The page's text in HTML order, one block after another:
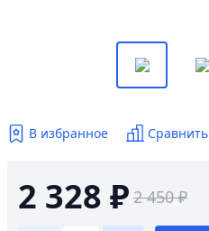
В избранное Сравнить
2 328 ₽ 2 450 ₽